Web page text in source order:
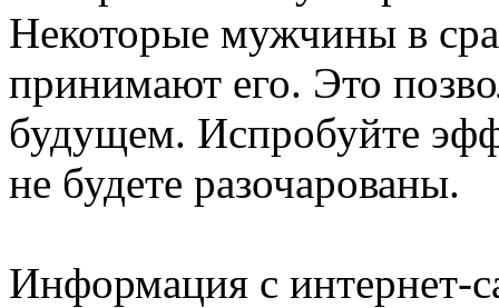
Некоторые мужчины в
принимают его. Это
будущем. Испробуйте
не будете разочарованы.
Информация с интернет-